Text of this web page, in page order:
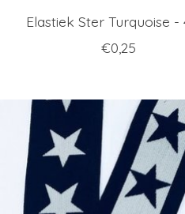
Elastiek Ster Turquoise -
€0,25